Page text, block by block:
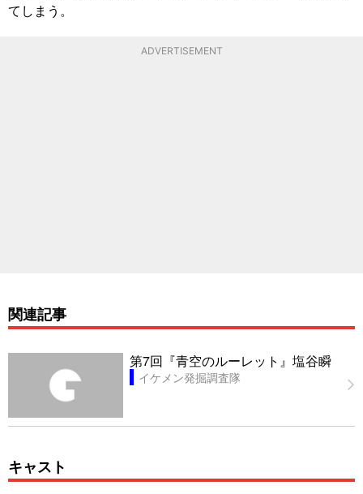
てしまう。
ADVERTISEMENT
関連記事
第7回『青空のルーレット』塩谷瞬
イケメン発掘調査隊
キャスト